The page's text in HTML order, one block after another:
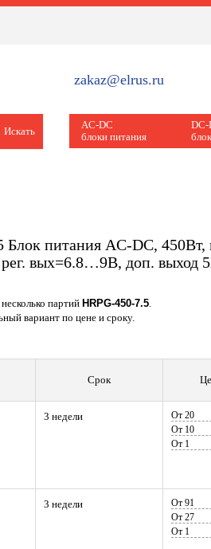
zakaz@elrus.ru
Искать
AC-DC
блоки питания
DC-
Блок питания AC-DC,
вых=6.8…9В, доп. выход
партий HRPG-450-7.5
вариант по цене и сроку.
Срок
3 недели От 20
От 10
От 1
3 недели От 91
От 27
От 1